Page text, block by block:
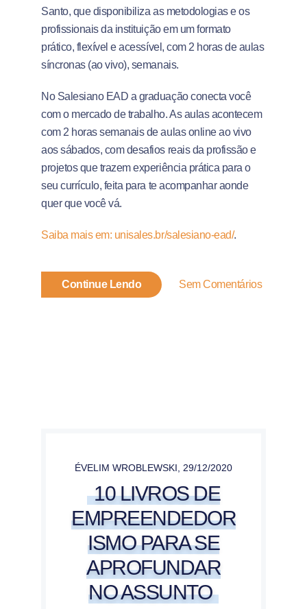
Santo, que disponibiliza as metodologias e os
profissionais da instituição em um formato
prático, flexível e acessível, com 2 horas de aulas
síncronas (ao vivo), semanais.
No Salesiano EAD a graduação conecta você
com o mercado de trabalho. As aulas acontecem
com 2 horas semanais de aulas online ao vivo
aos sábados, com desafios reais da profissão e
projetos que trazem experiência prática para o
seu currículo, feita para te acompanhar aonde
quer que você vá.
Saiba mais em: unisales.br/salesiano-ead/.
Continue Lendo Sem Comentários
ÉVELIM WROBLEWSKI 29/12/2020
10 LIVROS DE
EMPREENDEDOR
ISMO PARA SE
APROFUNDAR
NO ASSUNTO